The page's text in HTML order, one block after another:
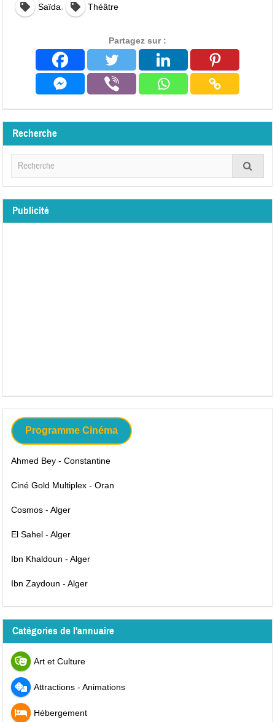
Saïda , Théâtre
Partagez sur :
Recherche
Publicité
Programme Cinéma
Ahmed Bey - Constantine
Ciné Gold Multiplex - Oran
Cosmos - Alger
El Sahel - Alger
Ibn Khaldoun - Alger
Ibn Zaydoun - Alger
Catégories de l'annuaire
Art et Culture
Attractions - Animations
Hébergement